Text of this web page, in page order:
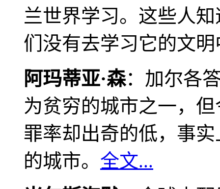
兰世界学习。这些人
们没有去学习它的文
阿玛蒂亚·森：加尔各
为贫穷的城市之一，
罪率却出奇的低，事
的城市。 全文...